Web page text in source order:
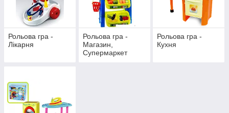
Рольова гра -
Лікарня
Рольова гра -
Магазин,
Супермаркет
Рольова гра -
Кухня